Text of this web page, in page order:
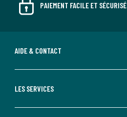
PAIEMENT FACILE ET SÉCURISÉ
AIDE & CONTACT
LES SERVICES